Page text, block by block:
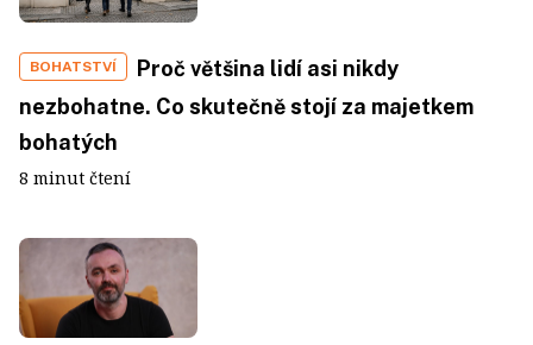
BOHATSTVÍ
Proč většina lidí asi nikdy
nezbohatne. Co skutečně stojí za majetkem
bohatých
8 minut čtení